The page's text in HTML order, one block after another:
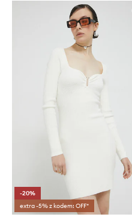
-20%
extra -5% z kodem: OFF*